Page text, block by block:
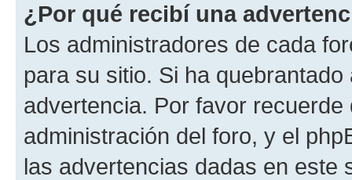
¿Por qué recibí una
Los administradores de cada
para su sitio. Si ha
advertencia. Por favor
administración del foro, y el
las advertencias dadas en este